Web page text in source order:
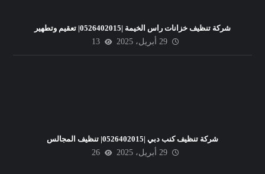
شركة تنظيف خزانات راس الخيمة |0526402015| تعقيم وتطهير
29 أبريل، 2025
13
شركة تنظيف كنب دبي |0526402015| تنظيف المجالس
29 أبريل، 2025
26